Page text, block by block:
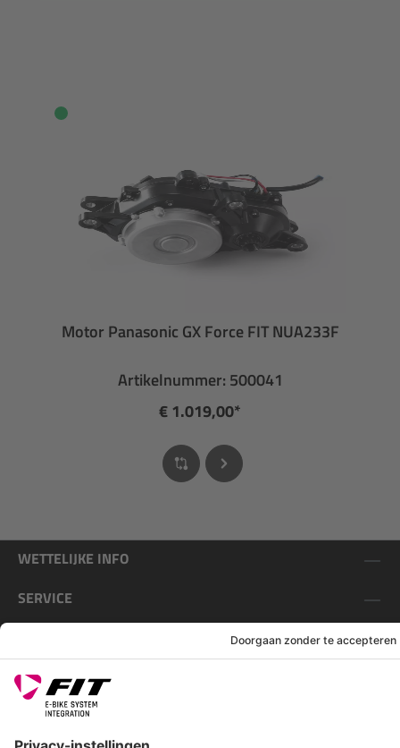
Motor Panasonic GX Force FIT NUA233F
Artikelnummer: 500041
€ 1.019,00*
WETTELIJKE INFO
SERVICE